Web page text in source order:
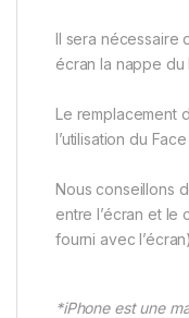
Il sera nécessaire
écran la nappe du
Le remplacement
l’utilisation du Face
Nous conseillons
entre l’écran et le
fourni avec
*iPhone est une